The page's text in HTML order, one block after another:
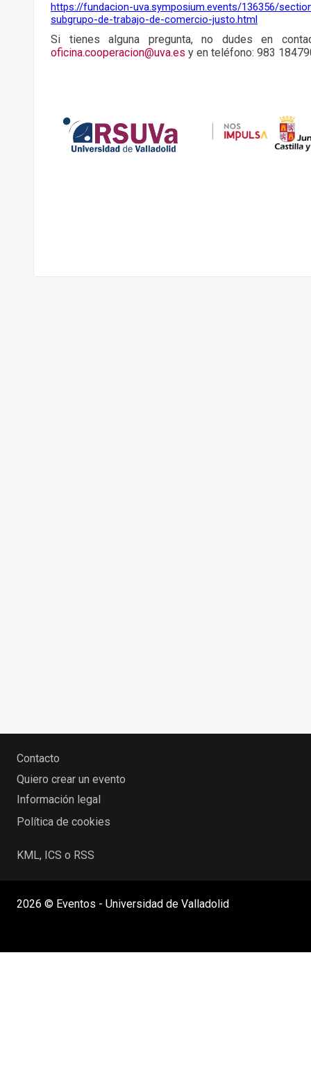
https://fundacion-uva.symposium.events/136356/
subgrupo-de-trabajo-de-comercio-justo.html
Si tienes alguna pregunta, no dudes en
oficina.cooperacion@uva.es y en teléfono: 983
Contacto
Quiero crear un evento
Información legal
Política de cookies
KML, ICS o RSS
2026 © Eventos - Universidad de Valladolid